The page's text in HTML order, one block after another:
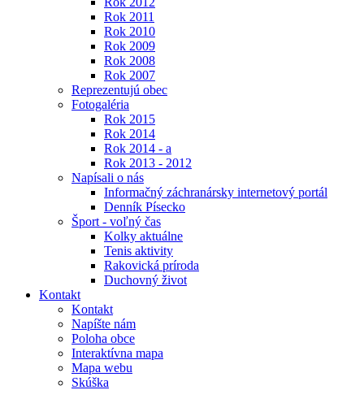
Rok 2011
Rok 2010
Rok 2009
Rok 2008
Rok 2007
Reprezentujú obec
Fotogaléria
Rok 2015
Rok 2014
Rok 2014 - a
Rok 2013 - 2012
Napísali o nás
Informačný záchranársky internetový portál
Denník Písecko
Šport - voľný čas
Kolky aktuálne
Tenis aktivity
Rakovická príroda
Duchovný život
Kontakt
Kontakt
Napíšte nám
Poloha obce
Interaktívna mapa
Mapa webu
Skúška